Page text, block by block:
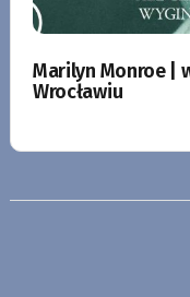
Marilyn Monroe |
Wrocławiu